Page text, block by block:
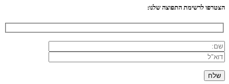
הצטרפו לרשימת התפוצה שלנו: